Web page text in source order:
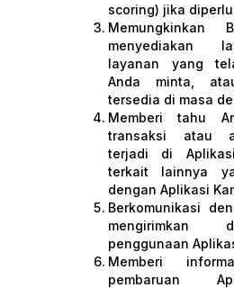
scoring) jika
Memungkinkan
menyediakan
layanan yang
Anda minta,
tersedia di masa
Memberi tahu
transaksi atau
terjadi di
terkait lainnya
dengan Aplikasi
Berkomunikasi
mengirimkan
penggunaan
Memberi
pembaruan